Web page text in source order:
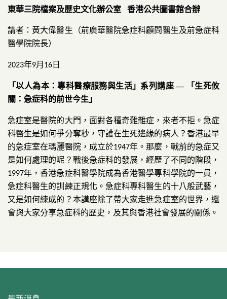
東華三院檔案及歷史文化辦公室 香港公共圖書館合辦
講者：黃大偉醫生（前廣華醫院急症科顧問醫生及前急症科
醫學院院長）
2023年9月 16 日
「以人為本：專科醫療服務與生活」系列講座 — 「生死攸
關：急症科的前世今生 」
急症室是醫院的大門，面對各種奇難雜症，來者不拒。急症
科醫生是如何爭分奪秒，守護在生死邊緣的病人？香港最早
的急症室在瑪麗醫院，成立於1947年。那麼，戰前的急症又
是如何處理的呢？戰後急症科的發展，經歷了不同的階段，
1997年，香港急症科醫學院成為香港醫學專科學院的一員，
急症科醫生的訓練正規化。急症科專科醫生的十八般武藝，
又是如何練成的？本講座除了帶大家走進急症室的世界，還
會與大家分享急症科的歷史，及其與香港社會發展的關係。